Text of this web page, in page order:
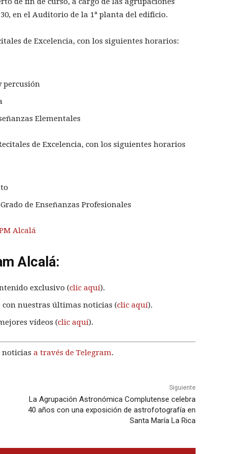
en el Auditorio de la 1ª planta del edificio.
de Excelencia, con los siguientes horarios:
percusión
Elementales
de Excelencia, con los siguientes horarios
de Enseñanzas Profesionales
Alcalá
Alcalá:
exclusivo (clic aquí).
nuestras últimas noticias (clic aquí).
vídeos (clic aquí).
a través de Telegram.
Siguiente
La Agrupación Astronómica Complutense celebra
40 años con una exposición de astrofotografía en
Santa María La Rica